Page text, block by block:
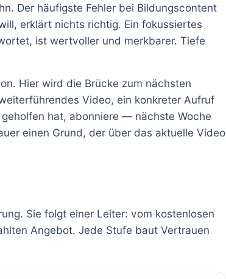
Der häufigste Fehler bei Bildungscontent
erklärt nichts richtig. Ein fokussiertes
ist wertvoller und merkbarer. Tiefe
Hier wird die Brücke zum nächsten
Video, ein konkreter Aufruf
hat, abonniere — nächste Woche
einen Grund, der über das aktuelle Video
Sie folgt einer Leiter: vom kostenlosen
Angebot. Jede Stufe baut Vertrauen